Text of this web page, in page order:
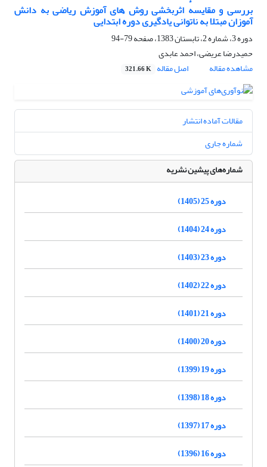
بررسی و مقایسهٔ اثربخشی روش های آموزش ریاضی به دانش
آموزان مبتلا به ناتوانی یادگیری دورهٔ ابتدایی
دوره 3، شماره 2، تابستان 1383، صفحه
79-94
حمیدرضا عریضی، احمد عابدی
مشاهده مقاله
اصل مقاله 321.66 K
مقالات آماده انتشار
شماره جاری
شماره‌های پیشین نشریه
دوره 25 (1405)
دوره 24 (1404)
دوره 23 (1403)
دوره 22 (1402)
دوره 21 (1401)
دوره 20 (1400)
دوره 19 (1399)
دوره 18 (1398)
دوره 17 (1397)
دوره 16 (1396)